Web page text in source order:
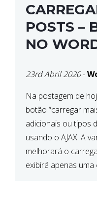
POSTS –
NO
23rd Abril 2020-
Na postagem de
botão “carregar
adicionais ou tipos
usando o AJAX. A
melhorará o
exibirá apenas